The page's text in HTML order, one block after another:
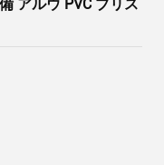
アルウ PVC ブリス